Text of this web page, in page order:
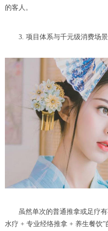
的客人。
3. 项目体系与千元级消费场景
虽然单次的普通推拿或足疗有
水疗 + 专业经络推拿 + 养生餐饮